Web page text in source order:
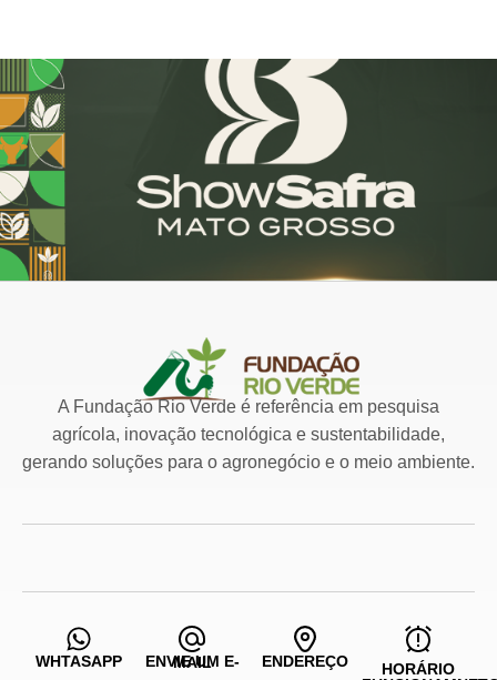
A Fundação Rio Verde é referência em pesquisa
agrícola, inovação tecnológica e sustentabilidade,
gerando soluções para o agronegócio e o meio ambiente.
WHTASAPP ENVIE UM E-MAIL ENDEREÇO
HORÁRIO